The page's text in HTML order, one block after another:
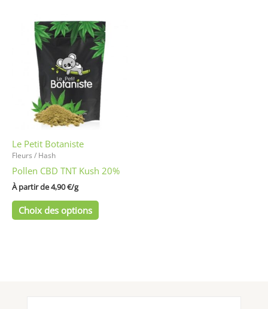
Le Petit Botaniste
Fleurs / Hash
Pollen CBD TNT Kush 20%
À partir de 4,90€/g
Choix des options
Ce
produit
a
plusieurs
variations.
Les
options
peuvent
la
du